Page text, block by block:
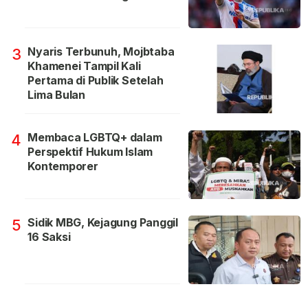
3 Nyaris Terbunuh, Mojbtaba
Khamenei Tampil Kali
Pertama di Publik Setelah
Lima Bulan
4 Membaca LGBTQ+ dalam
Perspektif Hukum Islam
Kontemporer
5 Sidik MBG, Kejagung Panggil
16 Saksi